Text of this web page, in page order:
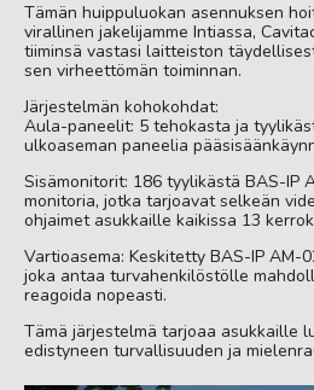
Tämän huippuluokan asennuksen
virallinen jakelijamme Intiassa,
tiiminsä vastasi laitteiston
sen virheettömän toiminnan.
Järjestelmän kohokohdat:
Aula-paneelit: 5 tehokasta ja
ulkoaseman paneelia
Sisämonitorit: 186 tyylikästä BAS-IP
monitoria, jotka tarjoavat selkeän
ohjaimet asukkaille kaikissa 13
Vartioasema: Keskitetty BAS-IP AM-
joka antaa turvahenkilöstölle
reagoida nopeasti.
Tämä järjestelmä tarjoaa asukkaille
edistyneen turvallisuuden ja